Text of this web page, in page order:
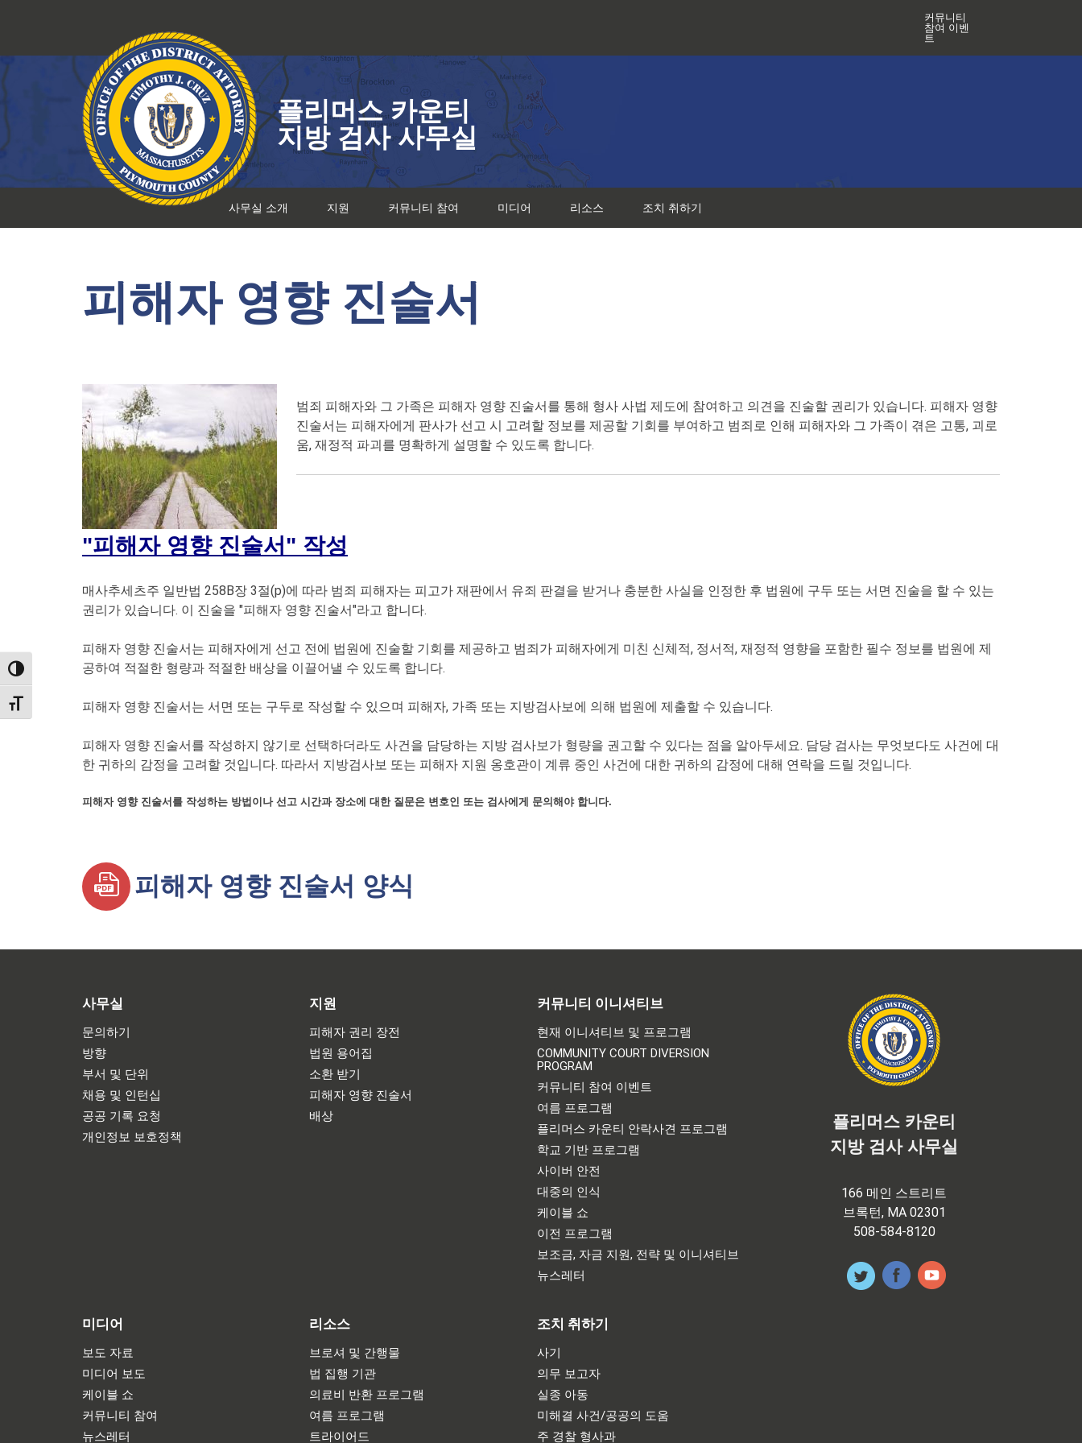
TOGGLE HIGH CONTRAST
TOGGLE FONT SIZE
로
건
뛰
기
커뮤니티
참여 이벤
트
플리머스 카운티
지방 검사 사무실
사무실 소개 지원 커뮤니티 참여 미디어 리소스 조치 취하기
피해자 영향 진술서
범죄 피해자와 그 가족은 피해자 영향 진술서를 통해 형사 사법 제도에 참여하고 의견을 진술할 권리가 있습니다. 피해자 영향
진술서는 피해자에게 판사가 선고 시 고려할 정보를 제공할 기회를 부여하고 범죄로 인해 피해자와 그 가족이 겪은 고통, 괴로
움, 재정적 파괴를 명확하게 설명할 수 있도록 합니다.
"피해자 영향 진술서" 작성
매사추세츠주 일반법 258B장 3절(p)에 따라 범죄 피해자는 피고가 재판에서 유죄 판결을 받거나 충분한 사실을 인정한 후 법원에 구두 또는 서면 진술을 할 수 있는
권리가 있습니다. 이 진술을 "피해자 영향 진술서"라고 합니다.
피해자 영향 진술서는 피해자에게 선고 전에 법원에 진술할 기회를 제공하고 범죄가 피해자에게 미친 신체적, 정서적, 재정적 영향을 포함한 필수 정보를 법원에 제
공하여 적절한 형량과 적절한 배상을 이끌어낼 수 있도록 합니다.
피해자 영향 진술서는 서면 또는 구두로 작성할 수 있으며 피해자, 가족 또는 지방검사보에 의해 법원에 제출할 수 있습니다.
피해자 영향 진술서를 작성하지 않기로 선택하더라도 사건을 담당하는 지방 검사보가 형량을 권고할 수 있다는 점을 알아두세요. 담당 검사는 무엇보다도 사건에 대
한 귀하의 감정을 고려할 것입니다. 따라서 지방검사보 또는 피해자 지원 옹호관이 계류 중인 사건에 대한 귀하의 감정에 대해 연락을 드릴 것입니다.
피해자 영향 진술서를 작성하는 방법이나 선고 시간과 장소에 대한 질문은 변호인 또는 검사에게 문의해야 합니다.
피해자 영향 진술서 양식
사무실
문의하기
방향
부서 및 단위
채용 및 인턴십
공공 기록 요청
개인정보 보호정책
지원
피해자 권리 장전
법원 용어집
소환 받기
피해자 영향 진술서
배상
커뮤니티 이니셔티브
현재 이니셔티브 및 프로그램
COMMUNITY COURT DIVERSION
PROGRAM
커뮤니티 참여 이벤트
여름 프로그램
플리머스 카운티 안락사견 프로그램
학교 기반 프로그램
사이버 안전
대중의 인식
케이블 쇼
이전 프로그램
보조금, 자금 지원, 전략 및 이니셔티브
뉴스레터
미디어
보도 자료
미디어 보도
케이블 쇼
커뮤니티 참여
뉴스레터
리소스
브로셔 및 간행물
법 집행 기관
의료비 반환 프로그램
여름 프로그램
트라이어드
조치 취하기
사기
의무 보고자
실종 아동
미해결 사건/공공의 도움
주 경찰 형사과
플리머스 카운티
지방 검사 사무실
166 메인 스트리트
브록턴, MA 02301
508-584-8120